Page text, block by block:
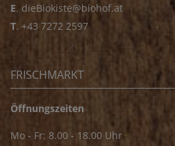
E. dieBiokiste@biohof.at
T. +43 7272 2597
FRISCHMARKT
Öffnungszeiten
Mo - Fr: 8.00 - 18.00 Uhr